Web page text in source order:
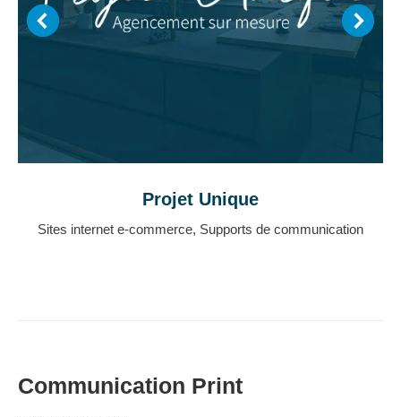
Projet Unique
Sites internet e-commerce, Supports de communication
Communication Print